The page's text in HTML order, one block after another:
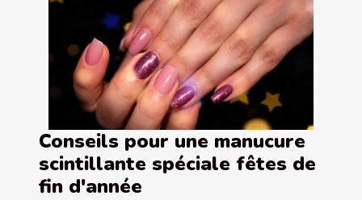
Conseils pour une manucure
scintillante spéciale fêtes de
fin d'année